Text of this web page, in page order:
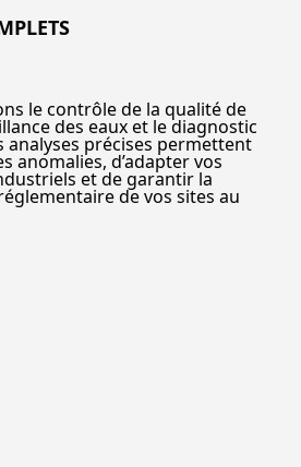
le contrôle de la qualité de
des eaux et le diagnostic
analyses précises permettent
anomalies, d’adapter vos
et de garantir la
de vos sites au